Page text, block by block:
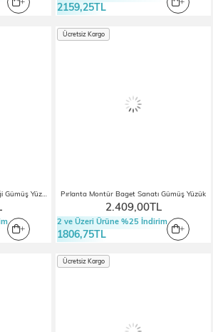
2159,25TL
Pırlanta Montür Baget Geleneği Gümüş Yüzük Pırlanta Montür Baget Sanatı Gümüş Yüzük
2.409,00TL
Ücretsiz Kargo
2 ve Üzeri Ürüne %25 İndirim
1806,75TL
Ücretsiz Kargo